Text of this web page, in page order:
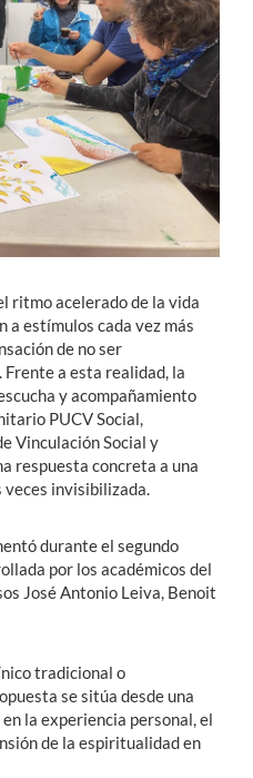
ritmo acelerado de la vida
a estímulos cada vez más
de no ser
a esta realidad, la
y acompañamiento
PUCV Social,
Vinculación Social y
respuesta concreta a una
invisibilizada.
durante el segundo
por los académicos del
José Antonio Leiva, Benoit
tradicional o
se sitúa desde una
la experiencia personal, el
de la espiritualidad en